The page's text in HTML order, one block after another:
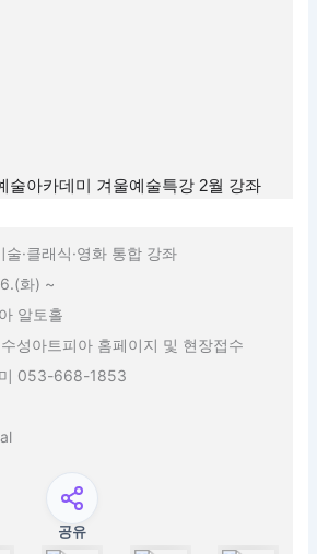
술아카데미 겨울예술특강 2월 강좌
술·클래식·영화 통합 강좌
화) ~
알토홀
성아트피아 홈페이지 및 현장접수
053-668-1853
공유